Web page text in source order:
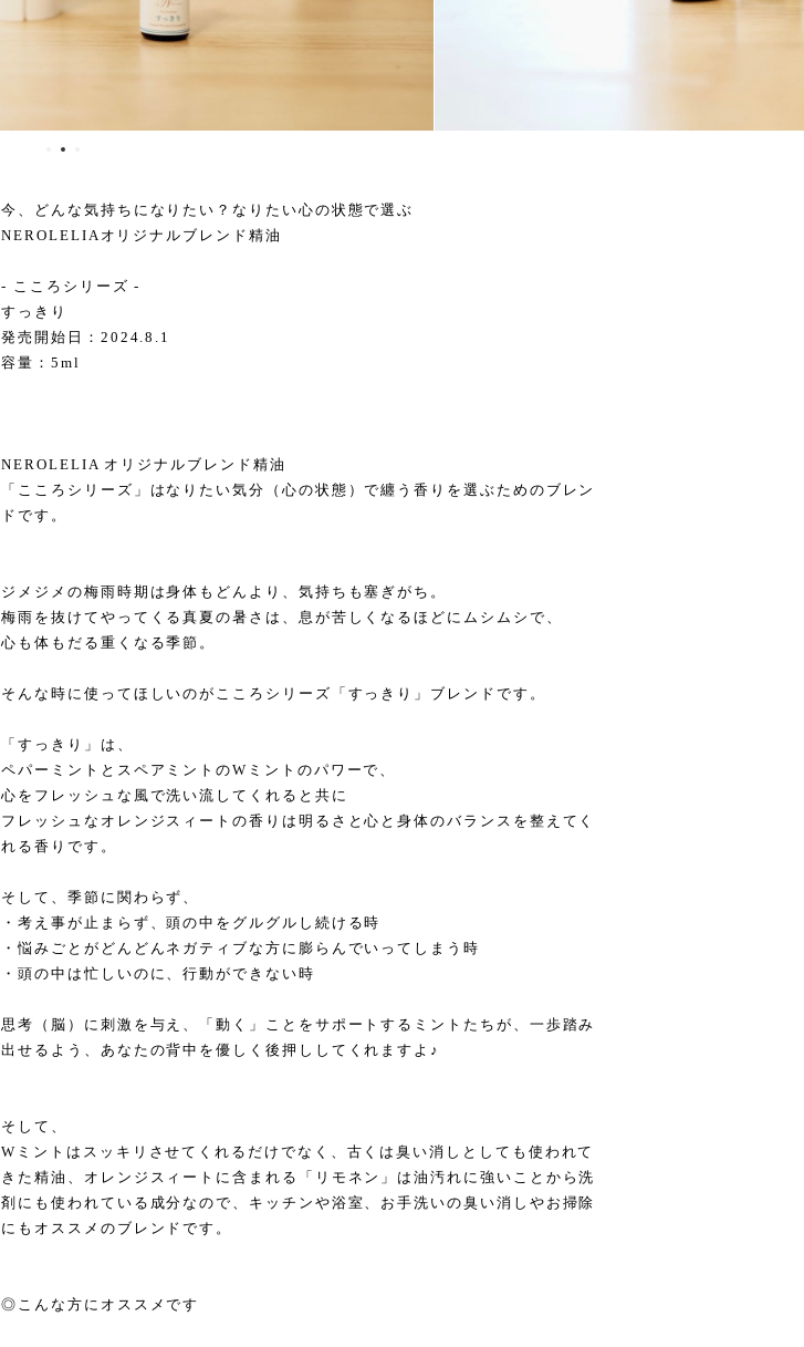
今、どんな気持ちになりたい？なりたい心の状態で選ぶ
NEROLELIAオリジナルブレンド精油
- こころシリーズ -
すっきり
発売開始日：2024.8.1
容量：5ml
NEROLELIA オリジナルブレンド精油
「こころシリーズ」はなりたい気分（心の状態）で纏う香りを選ぶためのブレン
ドです。
ジメジメの梅雨時期は身体もどんより、気持ちも塞ぎがち。
梅雨を抜けてやってくる真夏の暑さは、息が苦しくなるほどにムシムシで、
心も体もだる重くなる季節。
そんな時に使ってほしいのがこころシリーズ「すっきり」ブレンドです。
「すっきり」は、
ペパーミントとスペアミントのWミントのパワーで、
心をフレッシュな風で洗い流してくれると共に
フレッシュなオレンジスィートの香りは明るさと心と身体のバランスを整えてく
れる香りです。
そして、季節に関わらず、
・考え事が止まらず、頭の中をグルグルし続ける時
・悩みごとがどんどんネガティブな方に膨らんでいってしまう時
・頭の中は忙しいのに、行動ができない時
思考（脳）に刺激を与え、「動く」ことをサポートするミントたちが、一歩踏み
出せるよう、あなたの背中を優しく後押ししてくれますよ♪
そして、
Wミントはスッキリさせてくれるだけでなく、古くは臭い消しとしても使われて
きた精油、オレンジスィートに含まれる「リモネン」は油汚れに強いことから洗
剤にも使われている成分なので、キッチンや浴室、お手洗いの臭い消しやお掃除
にもオススメのブレンドです。
◎こんな方にオススメです